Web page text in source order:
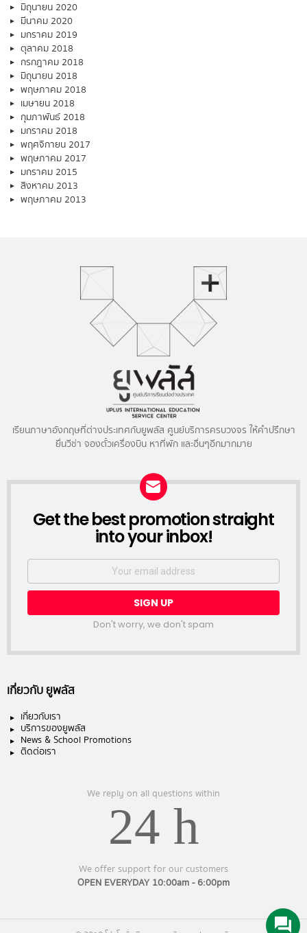
มิถุนายน 2020
มีนาคม 2020
มกราคม 2019
ตุลาคม 2018
กรกฎาคม 2018
มิถุนายน 2018
พฤษภาคม 2018
เมษายน 2018
กุมภาพันธ์ 2018
มกราคม 2018
พฤศจิกายน 2017
พฤษภาคม 2017
มกราคม 2015
สิงหาคม 2013
พฤษภาคม 2013
เรียนภาษาอังกฤษที่ต่างประเทศกับยูพลัส ศูนย์บริการครบวงจร ให้คำปรึกษา
ยื่นวีซ่า จองตั๋วเครื่องบิน หาที่พัก และอื่นๆอีกมากมาย
NEWSLETTER
Get the best promotion straight
into your inbox!
Email
Don't worry, we don't spam
เกี่ยวกับ ยูพลัส
เกี่ยวกับเรา
บริการของยูพลัส
News & School Promotions
ติดต่อเรา
We reply on all questions within
24 h
We offer support for our customers
OPEN EVERYDAY 10:00am - 6:00pm